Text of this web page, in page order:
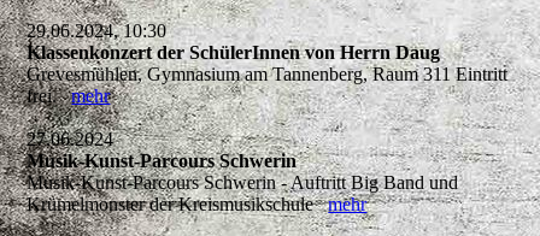
29.06.2024, 10:30
Klassenkonzert der SchülerInnen von Herrn Daug
Grevesmühlen, Gymnasium am Tannenberg, Raum 311 Eintritt
frei.mehr
27.06.2024
Musik-Kunst-Parcours Schwerin
Musik-Kunst-Parcours Schwerin - Auftritt Big Band und
Krümelmonster der Kreismusikschulemehr